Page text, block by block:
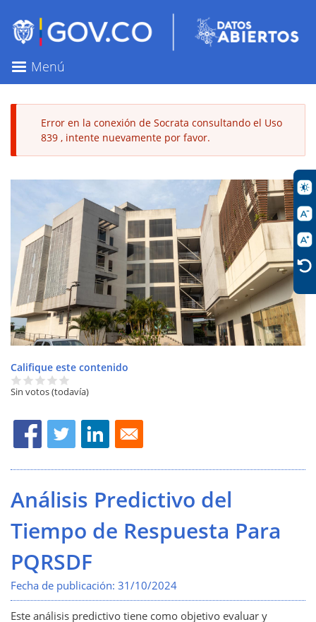
contenido
principal
Menú
Mensaje
error
Error en la conexión de Socrata consultando el Uso
839 , intente nuevamente por favor.
Califique este contenido
Sin votos (todavía)
Análisis Predictivo del
Tiempo de Respuesta Para
PQRSDF
Fecha de publicación: 31/10/2024
Este análisis predictivo tiene como objetivo evaluar y